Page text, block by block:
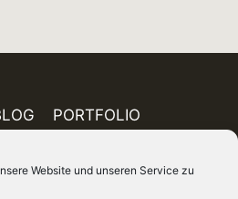
Website und unseren Service zu
PORTFOLIO